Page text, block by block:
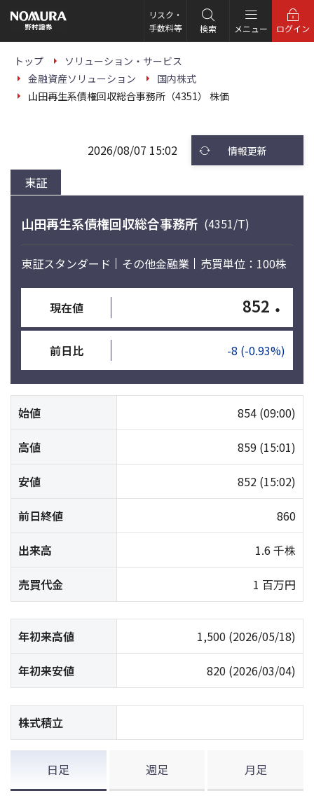
の
ー
リスク・
手数料等
検索 メニュー ログイン
トップ
ソリューション・サービス
金融資産ソリューション
国内株式
山田再生系債権回収総合事務所（4351） 株価
東証
2026/08/07 15:02 情報更新
山田再生系債権回収総合事務所 (4351/T)
東証スタンダード その他金融業 売買単位：100株
現在値 852 ・
前日比 -8 (-0.93%)
始値 854 (09:00)
高値 859 (15:01)
安値 852 (15:02)
前日終値 860
出来高 1.6 千株
売買代金 1 百万円
年初来高値 1,500 (2026/05/18)
年初来安値 820 (2026/03/04)
株式積立
日足 週足 月足